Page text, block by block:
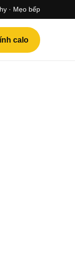
· Mẹo bếp
calo